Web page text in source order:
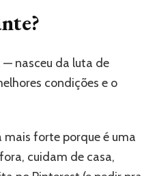
nasceu da luta de
condições e o
mais forte porque é uma
cuidam de casa,